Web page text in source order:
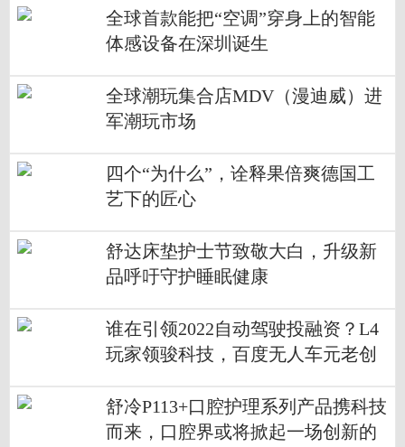
全球首款能把“空调”穿身上的智能
体感设备在深圳诞生
全球潮玩集合店MDV（漫迪威）进
军潮玩市场
四个“为什么”，诠释果倍爽德国工
艺下的匠心
舒达床垫护士节致敬大白，升级新
品呼吁守护睡眠健康
谁在引领2022自动驾驶投融资？L4
玩家领骏科技，百度无人车元老创
舒冷P113+口腔护理系列产品携科技
而来，口腔界或将掀起一场创新的